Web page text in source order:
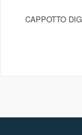
CAPPOTTO